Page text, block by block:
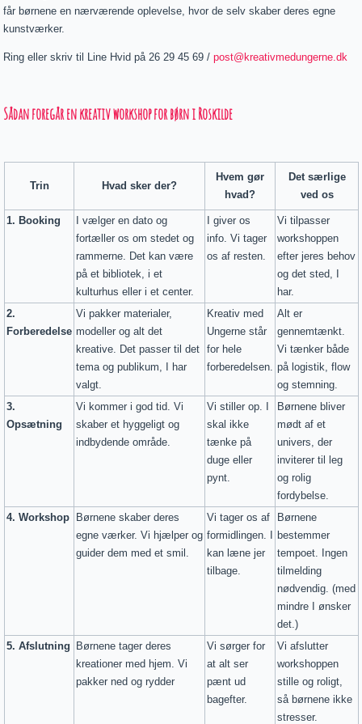
får børnene en nærværende oplevelse, hvor de selv skaber deres egne
kunstværker.
Ring eller skriv til Line Hvid på 26 29 45 69 /post@kreativmedungerne.dk
Sådan foregår en kreativ workshop for børn i Roskilde
Trin Hvad sker der?
Hvem gør
hvad?
Det særlige
ved os
1. Booking
I vælger en dato og
fortæller os om stedet og
rammerne. Det kan være
på et bibliotek, i et
kulturhus eller i et center.
I giver os
info. Vi tager
os af resten.
Vi tilpasser
workshoppen
efter jeres behov
og det sted, I
har.
2.
Forberedelse
Vi pakker materialer,
modeller og alt det
kreative. Det passer til det
tema og publikum, I har
valgt.
Kreativ med
Ungerne står
for hele
forberedelsen.
Alt er
gennemtænkt.
Vi tænker både
på logistik, flow
og stemning.
3.
Opsætning
Vi kommer i god tid. Vi
skaber et hyggeligt og
indbydende område.
Vi stiller op. I
skal ikke
tænke på
duge eller
pynt.
Børnene bliver
mødt af et
univers, der
inviterer til leg
og rolig
fordybelse.
4. Workshop Børnene skaber deres
egne værker. Vi hjælper og
guider dem med et smil.
Vi tager os af
formidlingen. I
kan læne jer
tilbage.
Børnene
bestemmer
tempoet. Ingen
tilmelding
nødvendig. (med
mindre I ønsker
det.)
5. Afslutning Børnene tager deres
kreationer med hjem. Vi
pakker ned og rydder
Vi sørger for
at alt ser
pænt ud
bagefter.
Vi afslutter
workshoppen
stille og roligt,
så børnene ikke
stresser.